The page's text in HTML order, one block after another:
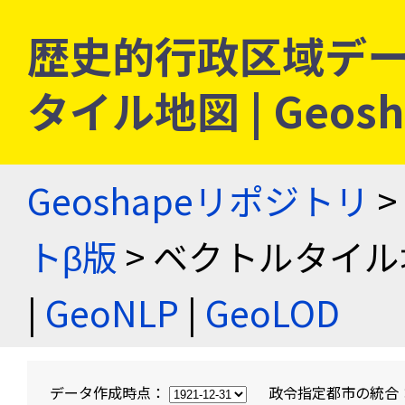
歴史的行政区域デ
タイル地図 |
Geoshapeリポジトリ >
トβ版 > ベクトルタイ
| GeoNLP | GeoLOD
データ作成時点： 政令指定都市の統